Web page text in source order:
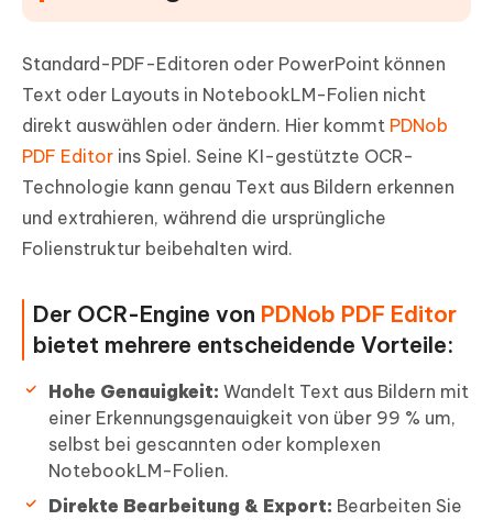
Standard-PDF-Editoren oder PowerPoint können
Text oder Layouts in NotebookLM-Folien nicht
direkt auswählen oder ändern. Hier kommt PDNob
PDF Editor ins Spiel. Seine KI-gestützte OCR-
Technologie kann genau Text aus Bildern erkennen
und extrahieren, während die ursprüngliche
Folienstruktur beibehalten wird.
Der OCR-Engine von PDNob PDF Editor
bietet mehrere entscheidende Vorteile:
Hohe Genauigkeit: Wandelt Text aus Bildern mit
einer Erkennungsgenauigkeit von über 99 % um,
selbst bei gescannten oder komplexen
NotebookLM-Folien.
Direkte Bearbeitung & Export: Bearbeiten Sie